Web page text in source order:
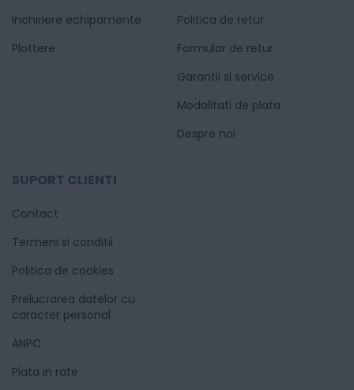
Inchiriere echipamente
Plottere
Politica de retur
Formular de retur
Garantii si service
Modalitati de plata
Despre noi
SUPORT CLIENTI
Contact
Termeni si conditii
Politica de cookies
Prelucrarea datelor cu
caracter personal
ANPC
Plata in rate